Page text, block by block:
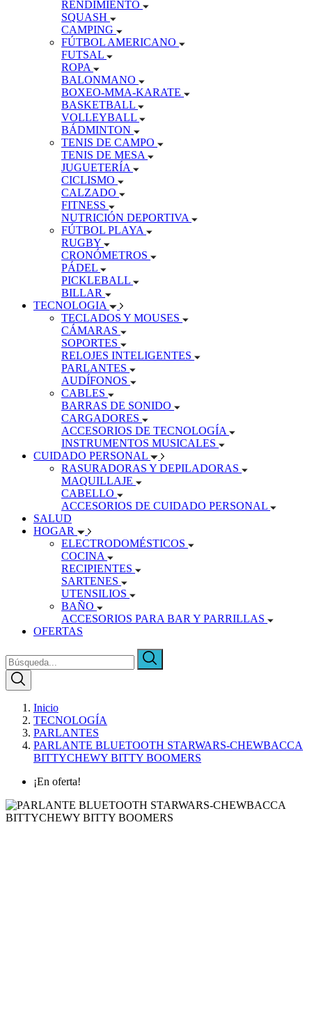
RENDIMIENTO
SQUASH
CAMPING
FÚTBOL AMERICANO
FUTSAL
ROPA
BALONMANO
BOXEO-MMA-KARATE
BASKETBALL
VOLLEYBALL
BÁDMINTON
TENIS DE CAMPO
TENIS DE MESA
JUGUETERÍA
CICLISMO
CALZADO
FITNESS
NUTRICIÓN DEPORTIVA
FÚTBOL PLAYA
RUGBY
CRONÓMETROS
PÁDEL
PICKLEBALL
BILLAR
TECNOLOGIA
TECLADOS Y MOUSES
CÁMARAS
SOPORTES
RELOJES INTELIGENTES
PARLANTES
AUDÍFONOS
CABLES
BARRAS DE SONIDO
CARGADORES
ACCESORIOS DE TECNOLOGÍA
INSTRUMENTOS MUSICALES
CUIDADO PERSONAL
RASURADORAS Y DEPILADORAS
MAQUILLAJE
CABELLO
ACCESORIOS DE CUIDADO PERSONAL
SALUD
HOGAR
ELECTRODOMÉSTICOS
COCINA
RECIPIENTES
SARTENES
UTENSILIOS
BAÑO
ACCESORIOS PARA BAR Y PARRILLAS
OFERTAS
Inicio
TECNOLOGÍA
PARLANTES
PARLANTE BLUETOOTH STARWARS-CHEWBACCA
BITTYCHEWY BITTY BOOMERS
¡En oferta!